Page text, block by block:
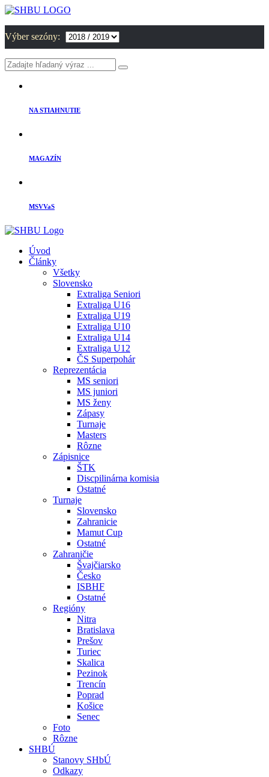
Výber sezóny:
NA STIAHNUTIE
MAGAZÍN
MSVVaS
Úvod
Články
Všetky
Slovensko
Extraliga Seniori
Extraliga U16
Extraliga U19
Extraliga U10
Extraliga U14
Extraliga U12
ČS Superpohár
Reprezentácia
MS seniori
MS juniori
MS ženy
Zápasy
Turnaje
Masters
Rôzne
Zápisnice
ŠTK
Discpilinárna komisia
Ostatné
Turnaje
Slovensko
Zahranicie
Mamut Cup
Ostatné
Zahraničie
Švajčiarsko
Česko
ISBHF
Ostatné
Regióny
Nitra
Bratislava
Prešov
Turiec
Skalica
Pezinok
Trencín
Poprad
Košice
Senec
Foto
Rôzne
SHBÚ
Stanovy SHbÚ
Odkazy